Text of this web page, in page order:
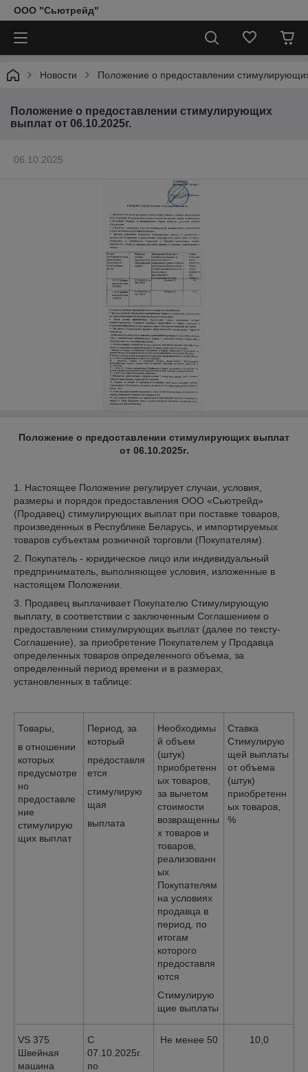
ООО "Сьютрейд"
Новости Положение о предоставлении
Положение о предоставлении стимулирующих
выплат от 06.10.2025г.
06.10.2025
Положение о предоставлении стимулирующих выплат
от 06.10.2025г.
1. Настоящее Положение регулирует случаи, условия,
размеры и порядок предоставления ООО «Сьютрейд»
(Продавец) стимулирующих выплат при поставке товаров,
произведенных в Республике Беларусь, и импортируемых
товаров субъектам розничной торговли (Покупателям).
2. Покупатель - юридическое лицо или индивидуальный
предприниматель, выполняющее условия, изложенные в
настоящем Положении.
3. Продавец выплачивает Покупателю Стимулирующую
выплату, в соответствии с заключенным Соглашением о
предоставлении стимулирующих выплат (далее по тексту-
Соглашение), за приобретение Покупателем у Продавца
определенных товаров определенного объема, за
определенный период времени и в размерах,
установленных в таблице:
Товары,
в отношении
которых
предусмотре
но
предоставле
ние
стимулирую
щих выплат
Период, за
который
предоставля
ется
стимулирую
щая
выплата
Необходимы
й объем
(штук)
приобретенн
ых товаров,
за вычетом
стоимости
возвращенны
х товаров и
товаров,
реализованн
ых
Покупателям
на условиях
продавца в
период, по
итогам
которого
предоставля
ются
Стимулирую
щие выплаты
Ставка
Стимулирую
щей выплаты
от объема
(штук)
приобретенн
ых товаров,
%
VS 375
Швейная
машина
С
07.10.2025г.
по
Не менее 50 10,0